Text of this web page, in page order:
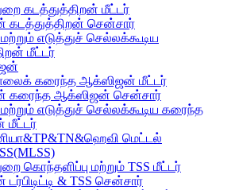
கடத்துத்திறன் மீட்டர்
சென்சார்
எடுத்துச் செல்லக்கூடிய
மீட்டர்
கரைந்த ஆக்ஸிஜன் மீட்டர்
ஆக்ஸிஜன் சென்சார்
எடுத்துச் செல்லக்கூடிய கரைந்த
மீட்டர்
மெட்டல்
கொந்தளிப்பு மற்றும் TSS மீட்டர்
& TSS சென்சார்